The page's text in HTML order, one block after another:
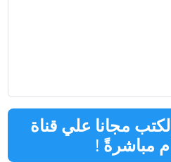
مجانا علي قناة
مباشرةً !